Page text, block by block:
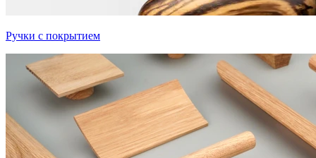
Ручки с покрытием